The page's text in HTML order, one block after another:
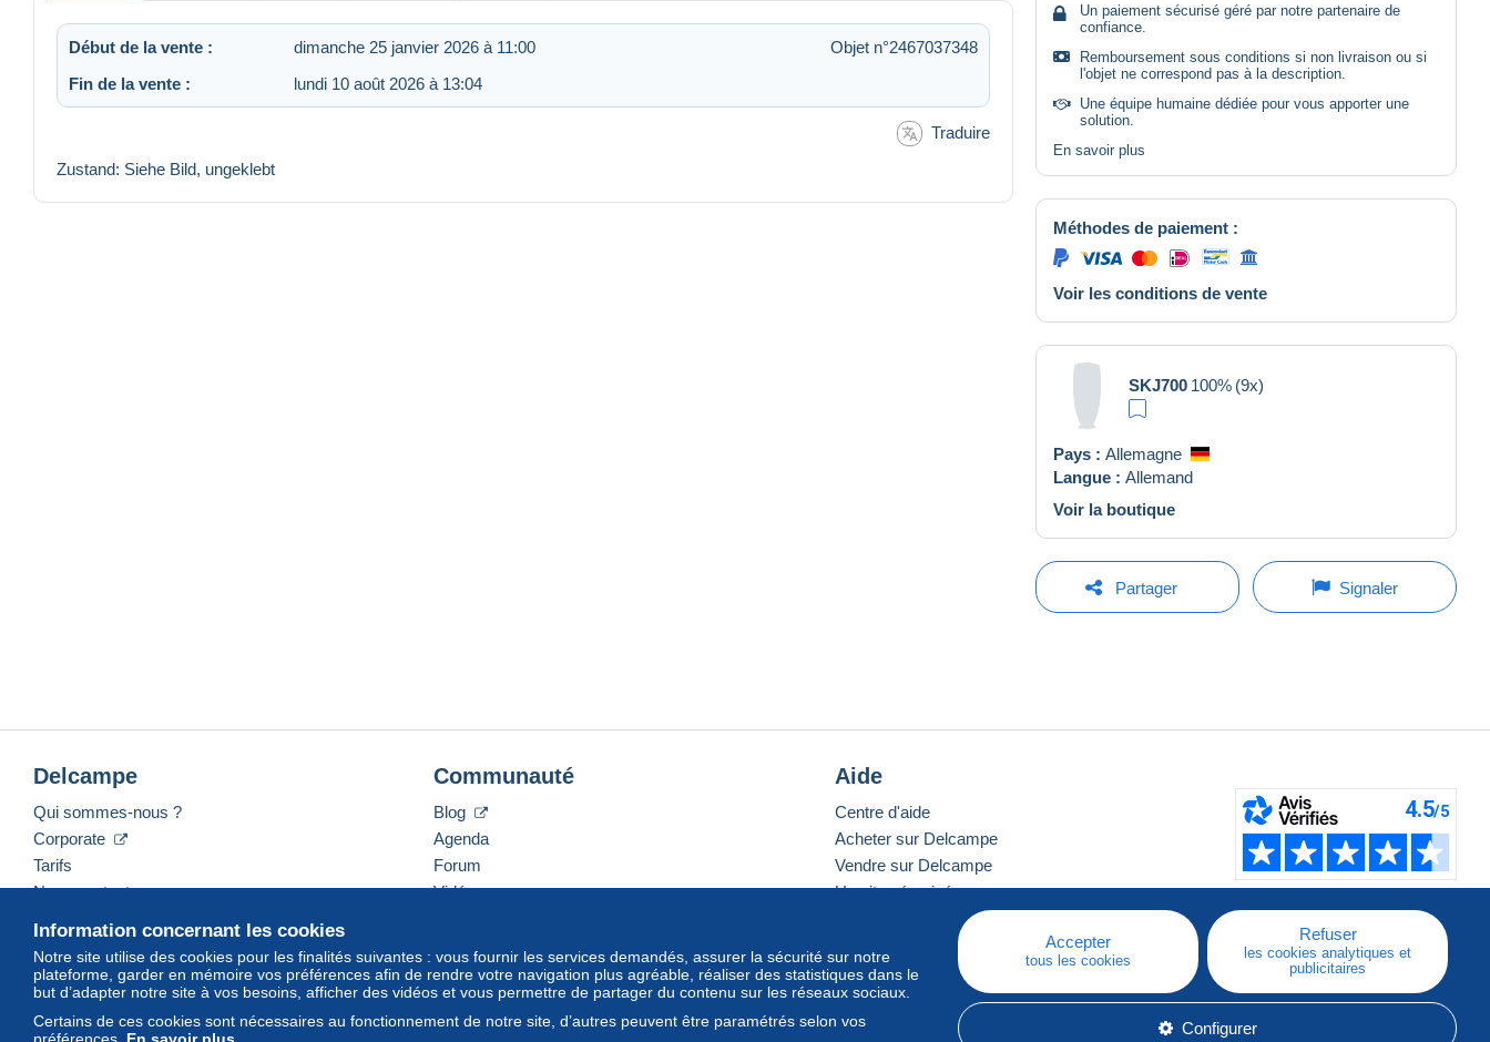
Début de la vente : dimanche 25 janvier 2026 à 11:00
Objet n°2467037348
Fin de la vente :
lundi 10 août 2026 à 13:04
Traduire
Zustand: Siehe Bild, ungeklebt
Un paiement sécurisé géré par notre partenaire de
confiance.
Remboursement sous conditions si non livraison ou si
l'objet ne correspond pas à la description.
Une équipe humaine dédiée pour vous apporter une
solution.
En savoir plus
Méthodes de paiement :
Voir les conditions de vente
SKJ700 100% (9x)
Pays : Allemagne
Langue : Allemand
Voir la boutique
Partager Signaler
Information concernant les cookies
Notre site utilise des cookies pour les finalités suivantes : vous fournir les services demandés, assurer la sécurité sur notre
plateforme, garder en mémoire vos préférences afin de rendre votre navigation plus agréable, réaliser des statistiques dans le
but d’adapter notre site à vos besoins, afficher des vidéos et vous permettre de partager du contenu sur les réseaux sociaux.
Certains de ces cookies sont nécessaires au fonctionnement de notre site, d’autres peuvent être paramétrés selon vos
préférences. En savoir plus
Accepter
tous les cookies
Refuser
les cookies analytiques et
publicitaires
Configurer
Delcampe
Qui sommes-nous ?
Corporate
Tarifs
Nous contacter
Communauté
Blog
Agenda
Forum
Vidéos
Aide
Centre d'aide
Acheter sur Delcampe
Vendre sur Delcampe
Un site sécurisé
Français USD America/Indiana/Vevay Mode standard